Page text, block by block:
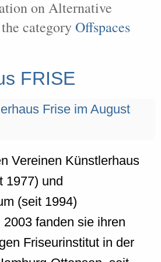
on Alternative
categoryOffspaces
FRISE
Vereinen Künstlerhaus
1977) und
(seit 1994)
fanden sie ihren
Friseurinstitut in der